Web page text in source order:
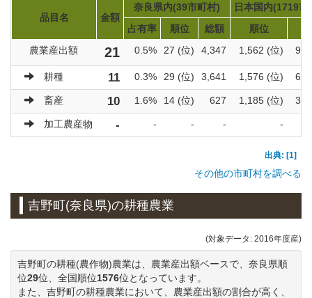
品目名 金額
奈良県内(39市町村)
日本国内(1719市
占有率
順位 総額 順位
農業産出額
21 0.5% 27 (位) 4,347 1,562 (位)
耕種 11 0.3% 29 (位) 3,641 1,576 (位)
畜産 10 1.6% 14 (位) 627 1,185 (位)
加工農産物 - - - - -
出典: [1]
その他の市町村を調べる
吉野町(奈良県)の耕種農業
(対象データ: 2016年度産)
吉野町の耕種(農作物)農業は、農業産出額ベースで、奈良県順
位29位、全国順位1576位となっています。
また、吉野町の耕種農業において、農業産出額の割合が高く、